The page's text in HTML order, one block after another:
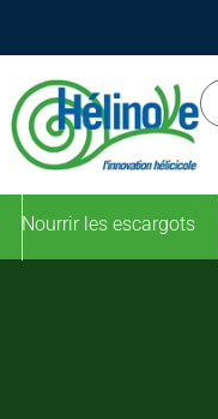
Nourrir les escargots